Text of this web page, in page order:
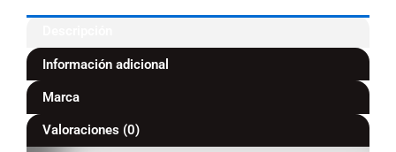
Información adicional
Marca
Valoraciones (0)